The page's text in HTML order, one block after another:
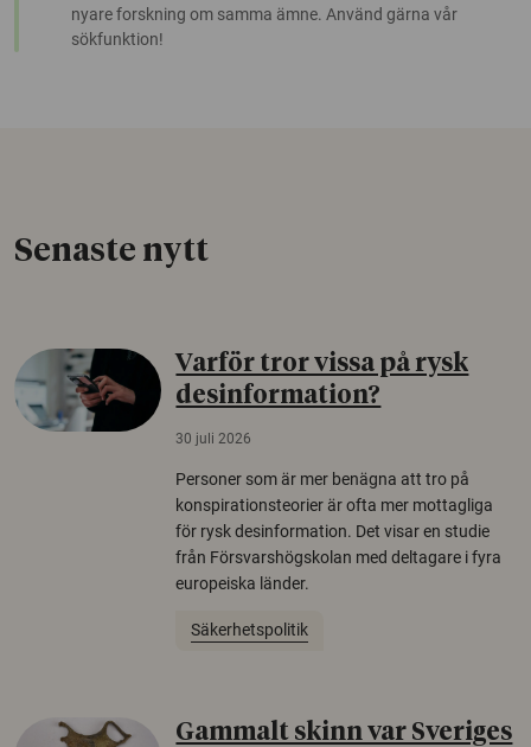
nyare forskning om samma ämne. Använd gärna vår
sökfunktion!
Senaste nytt
Varför tror vissa på rysk
desinformation?
30 juli 2026
Personer som är mer benägna att tro på
konspirationsteorier är ofta mer mottagliga
för rysk desinformation. Det visar en studie
från Försvarshögskolan med deltagare i fyra
europeiska länder.
Säkerhetspolitik
Gammalt skinn var Sveriges